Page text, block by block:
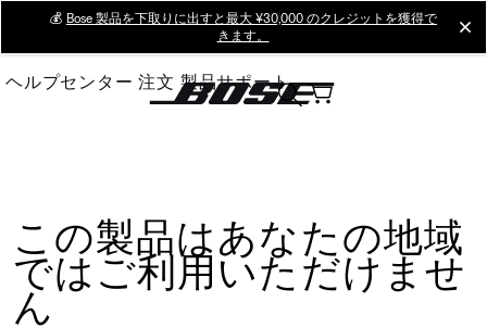
Main
💰 Bose 製品を下取りに出すと最大 ¥30,000 のクレジットを獲得で
きます。
ヘルプセンター 注文 製品サポート
この製品はあなたの地域
ではご利用いただけませ
ん